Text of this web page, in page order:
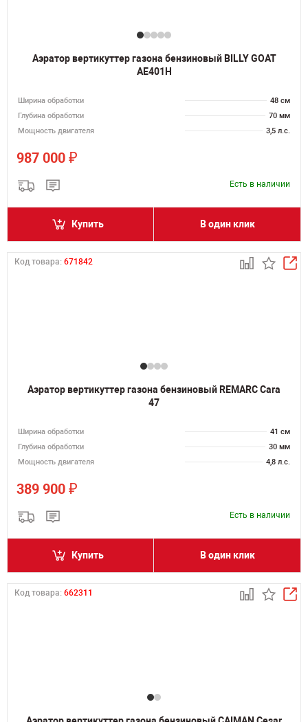
Аэратор вертикуттер газона бензиновый BILLY GOAT
AE401H
Ширина обработки
48 см
Глубина обработки
70 мм
Мощность двигателя
3,5 л.с.
987 000 ₽
Есть в наличии
Купить В один клик
Код товара: 671842
Аэратор вертикуттер газона бензиновый REMARC Cara
47
Ширина обработки
41 см
Глубина обработки
30 мм
Мощность двигателя
4,8 л.с.
389 900 ₽
Есть в наличии
Купить В один клик
Код товара: 662311